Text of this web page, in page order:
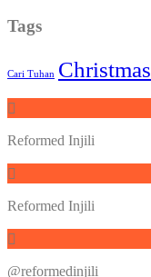
Tags
Cari Tuhan Christmas
Reformed Injili
Reformed Injili
@reformedinjili